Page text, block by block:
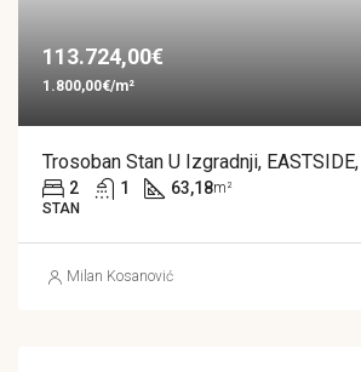
113.724,00€
1.800,00€/m²
Trosoban Stan U Izgradnji,
2 1 63,18m²
STAN
Milan Kosanović